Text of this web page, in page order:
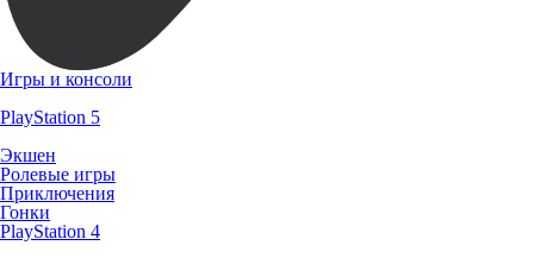
Игры и консоли
PlayStation 5
Экшен
Ролевые игры
Приключения
Гонки
PlayStation 4